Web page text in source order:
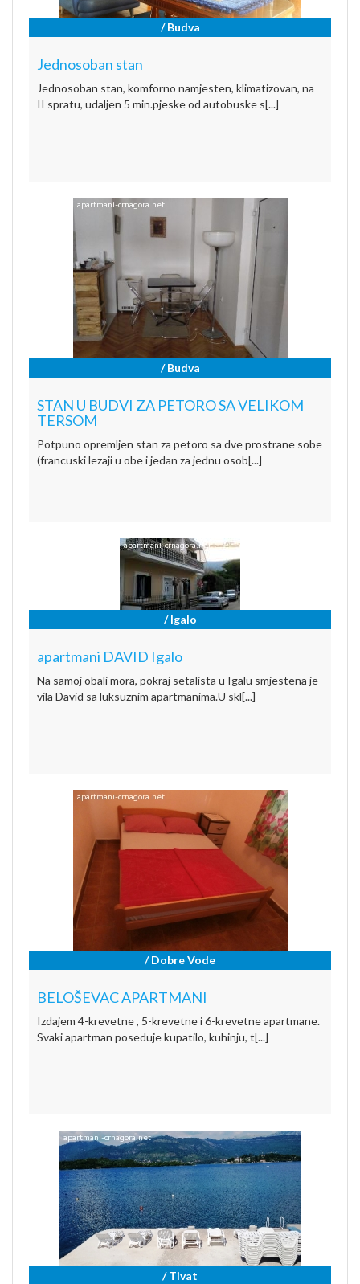
/ Budva
Jednosoban stan
Jednosoban stan, komforno namjesten, klimatizovan, na
II spratu, udaljen 5 min.pjeske od autobuske s[...]
/ Budva
STAN U BUDVI ZA PETORO SA VELIKOM
TERSOM
Potpuno opremljen stan za petoro sa dve prostrane sobe
(francuski lezaji u obe i jedan za jednu osob[...]
/ Igalo
apartmani DAVID Igalo
Na samoj obali mora, pokraj setalista u Igalu smjestena je
vila David sa luksuznim apartmanima.U skl[...]
/ Dobre Vode
BELOŠEVAC APARTMANI
Izdajem 4-krevetne , 5-krevetne i 6-krevetne apartmane.
Svaki apartman poseduje kupatilo, kuhinju, t[...]
/ Tivat